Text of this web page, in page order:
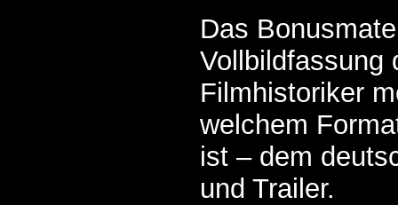
Das
Vollbildfassung
Filmhistoriker
welchem
ist – dem
und Trailer.